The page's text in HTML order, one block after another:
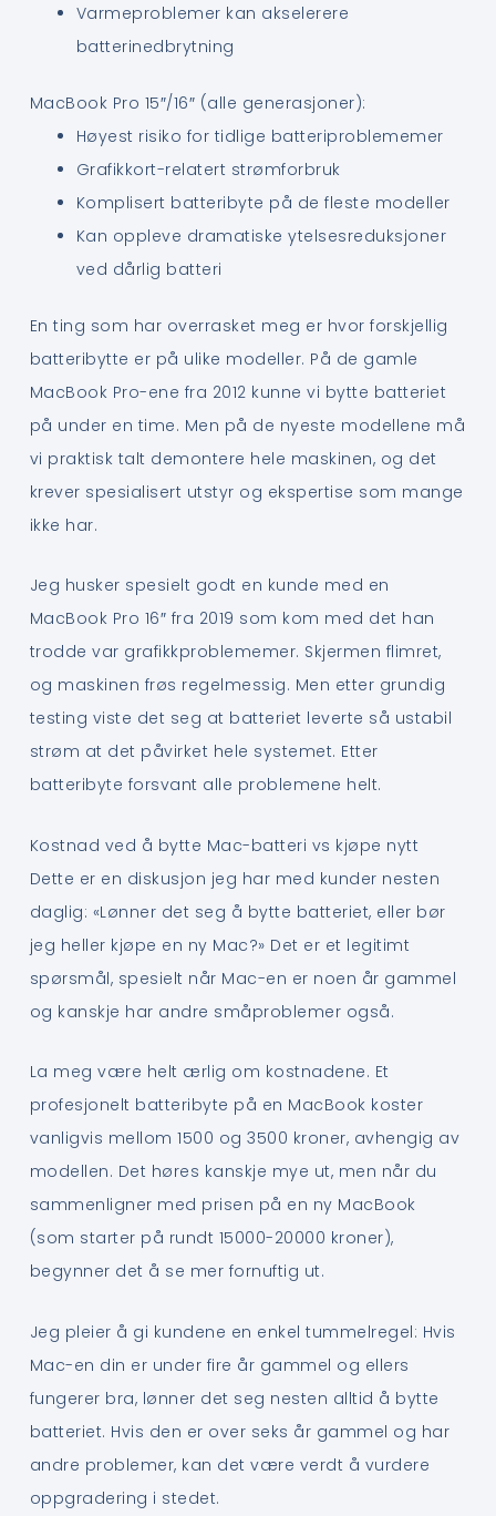
Varmeproblemer kan akselerere
batterinedbrytning
MacBook Pro 15″/16″ (alle generasjoner):
Høyest risiko for tidlige batteriproblememer
Grafikkort-relatert strømforbruk
Komplisert batteribyte på de fleste modeller
Kan oppleve dramatiske ytelsesreduksjoner
ved dårlig batteri
En ting som har overrasket meg er hvor forskjellig
batteribytte er på ulike modeller. På de gamle
MacBook Pro-ene fra 2012 kunne vi bytte batteriet
på under en time. Men på de nyeste modellene må
vi praktisk talt demontere hele maskinen, og det
krever spesialisert utstyr og ekspertise som mange
ikke har.
Jeg husker spesielt godt en kunde med en
MacBook Pro 16″ fra 2019 som kom med det han
trodde var grafikkproblememer. Skjermen flimret,
og maskinen frøs regelmessig. Men etter grundig
testing viste det seg at batteriet leverte så ustabil
strøm at det påvirket hele systemet. Etter
batteribyte forsvant alle problemene helt.
Kostnad ved å bytte Mac-batteri vs kjøpe nytt
Dette er en diskusjon jeg har med kunder nesten
daglig: «Lønner det seg å bytte batteriet, eller bør
jeg heller kjøpe en ny Mac?» Det er et legitimt
spørsmål, spesielt når Mac-en er noen år gammel
og kanskje har andre småproblemer også.
La meg være helt ærlig om kostnadene. Et
profesjonelt batteribyte på en MacBook koster
vanligvis mellom 1500 og 3500 kroner, avhengig av
modellen. Det høres kanskje mye ut, men når du
sammenligner med prisen på en ny MacBook
(som starter på rundt 15000-20000 kroner),
begynner det å se mer fornuftig ut.
Jeg pleier å gi kundene en enkel tummelregel: Hvis
Mac-en din er under fire år gammel og ellers
fungerer bra, lønner det seg nesten alltid å bytte
batteriet. Hvis den er over seks år gammel og har
andre problemer, kan det være verdt å vurdere
oppgradering i stedet.